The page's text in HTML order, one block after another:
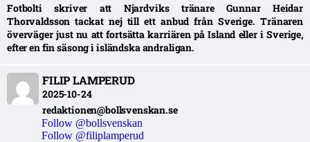
Fotbolti skriver att Njardviks tränare Gunnar Heidar
Thorvaldsson tackat nej till ett anbud från Sverige. Tränaren
överväger just nu att fortsätta karriären på Island eller i Sverige,
efter en fin säsong i isländska andraligan.
FILIP LAMPERUD
2025-10-24
redaktionen@bollsvenskan.se
Follow @bollsvenskan
Follow @filiplamperud